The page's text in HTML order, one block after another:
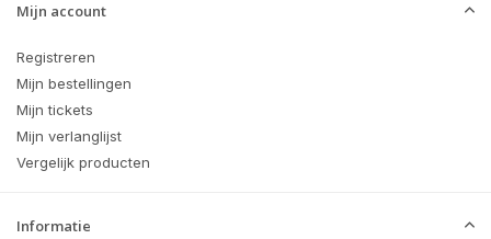
Mijn account
Registreren
Mijn bestellingen
Mijn tickets
Mijn verlanglijst
Vergelijk producten
Informatie